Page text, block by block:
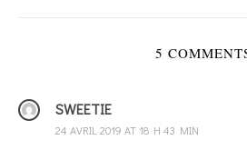
5
SWEETIE
24 AVRIL 2019 AT 18 H 43 MIN